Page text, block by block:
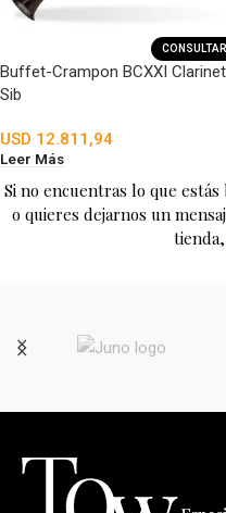
CONSULTAR
Buffet-Crampon BCXXI
Sib
USD 12.811,94
Leer Más
Si no encuentras lo que
o quieres dejarnos un
tienda,